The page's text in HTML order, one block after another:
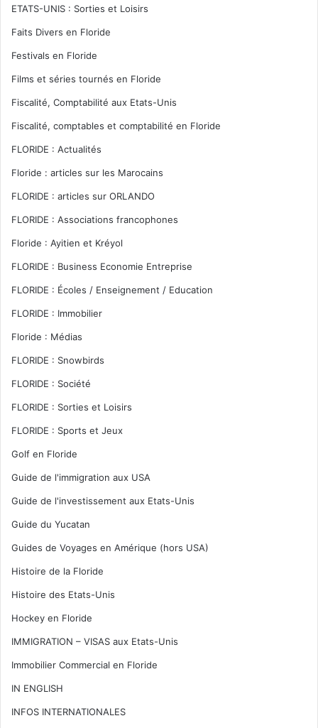
ETATS-UNIS : Sorties et Loisirs
Faits Divers en Floride
Festivals en Floride
Films et séries tournés en Floride
Fiscalité, Comptabilité aux Etats-Unis
Fiscalité, comptables et comptabilité en Floride
FLORIDE : Actualités
Floride : articles sur les Marocains
FLORIDE : articles sur ORLANDO
FLORIDE : Associations francophones
Floride : Ayitien et Kréyol
FLORIDE : Business Economie Entreprise
FLORIDE : Écoles / Enseignement / Education
FLORIDE : Immobilier
Floride : Médias
FLORIDE : Snowbirds
FLORIDE : Société
FLORIDE : Sorties et Loisirs
FLORIDE : Sports et Jeux
Golf en Floride
Guide de l'immigration aux USA
Guide de l'investissement aux Etats-Unis
Guide du Yucatan
Guides de Voyages en Amérique (hors USA)
Histoire de la Floride
Histoire des Etats-Unis
Hockey en Floride
IMMIGRATION – VISAS aux Etats-Unis
Immobilier Commercial en Floride
IN ENGLISH
INFOS INTERNATIONALES